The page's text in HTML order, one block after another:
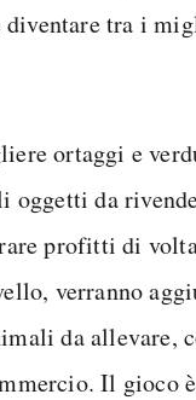
diventare tra i
ortaggi e
oggetti da
profitti di
verranno
da allevare,
Il gioco